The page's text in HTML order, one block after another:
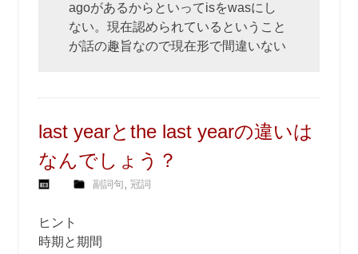
agoがあるからといってisをwasにし
ない。現在認められているということ
が話の趣旨なので現在形で間違いない
last yearとthe last yearの違いは
なんでしょう？
副詞句,冠詞
ヒント
時期と期間